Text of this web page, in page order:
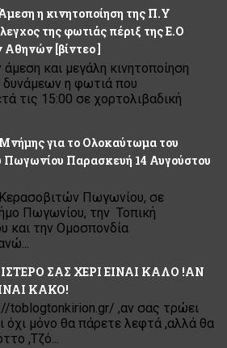
η κινητοποίηση της Π.Υ
της φωτιάς πέριξ της Ε.Ο
Αθηνών [βίντεο ]
και μεγάλη κινητοποίηση
η φωτιά που
τις 15:00 σε χορτολιβαδική
για το Ολοκαύτωμα του
Πωγωνίου Παρασκευή 14 Αυγούστου
Πωγωνίου, σε
Πωγωνίου, την Τοπική
και την Ομοσπονδία
ΣΑΣ ΧΕΡΙ ΕΙΝΑΙ ΚΑΛΟ !ΑΝ
ΚΑΚΟ!
toblogtonkirion.gr/ ,αν σας τρώει
όχι μόνο θα πάρετε λεφτά ,αλλά θα
,Τζό...